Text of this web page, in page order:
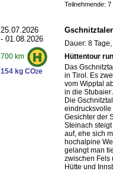
Teilnehmende:
25.07.2026
- 01.08.2026
700 km
154 kg CO2e
Dauer: 8
Hüttentour
Das
in Tirol. Es
vom Wipptal
in die Stubaier
Die
Gesichter der
Steinach
auf, ehe sich
hochalpine
gelangt man
zwischen Fels
Hütte und